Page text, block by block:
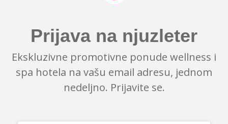
Prijava na njuzleter
Ekskluzivne promotivne ponude wellness i
spa hotela na vašu email adresu, jednom
nedeljno. Prijavite se.